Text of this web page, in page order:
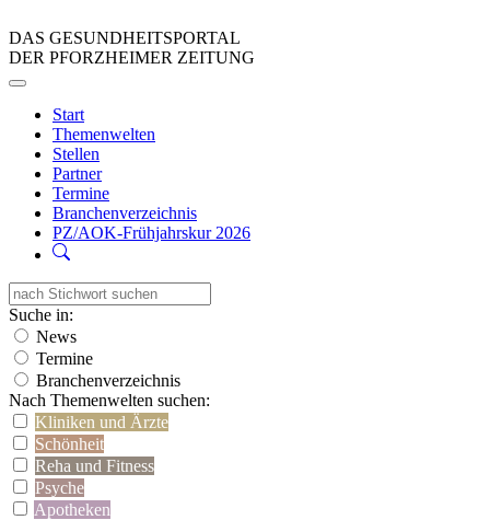
DAS GESUNDHEITSPORTAL
DER PFORZHEIMER ZEITUNG
Start
Themenwelten
Stellen
Partner
Termine
Branchenverzeichnis
PZ/AOK-Frühjahrskur 2026
Suche in:
News
Termine
Branchenverzeichnis
Nach Themenwelten suchen:
Kliniken und Ärzte
Schönheit
Reha und Fitness
Psyche
Apotheken